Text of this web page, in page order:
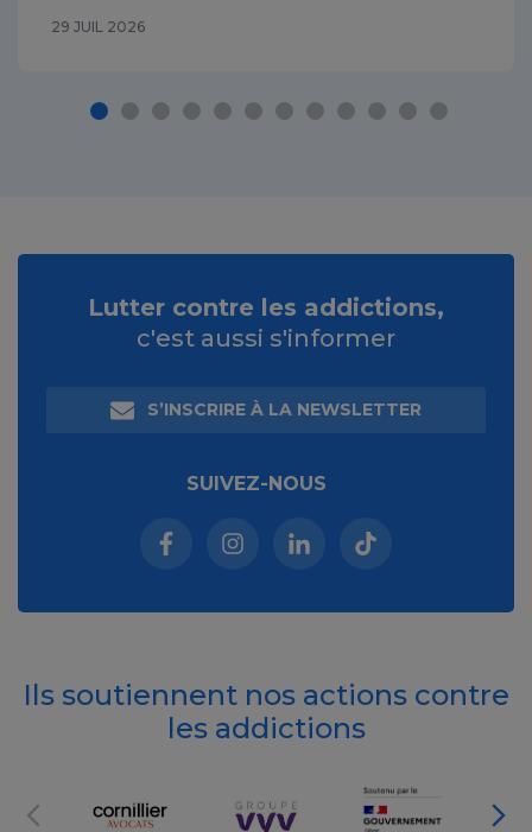
29 JUIL 2026
Lutter contre les addictions,
c'est aussi s'informer
S’INSCRIRE À LA NEWSLETTER
SUIVEZ-NOUS
Facebook (nouvelle fenêtre)
Instagram (nouvelle fenêtre)
Linkedin (nouvelle
Tiktok (nouvelle
Ils soutiennent nos actions contre
les addictions